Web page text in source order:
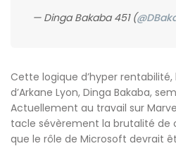
— Dinga Bakaba 451 (
Cette logique d’hyper
d’Arkane Lyon, Dinga Bakaba,
Actuellement au travail sur
tacle sévèrement la brutalité de
que le rôle de Microsoft devrait